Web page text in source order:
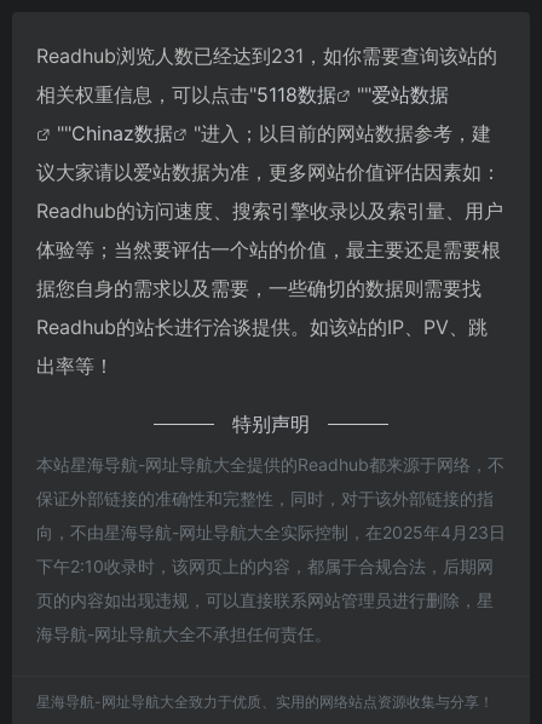
Readhub浏览人数已经达到231，如你需要查询该站的
相关权重信息，可以点击"5118数据 ""爱站数据
""Chinaz数据
"进入；以目前的网站数据参考，建
议大家请以爱站数据为准，更多网站价值评估因素如：
Readhub的访问速度、搜索引擎收录以及索引量、用户
体验等；当然要评估一个站的价值，最主要还是需要根
据您自身的需求以及需要，一些确切的数据则需要找
Readhub的站长进行洽谈提供。如该站的IP、PV、跳
出率等！
特别声明
本站星海导航-网址导航大全提供的Readhub都来源于网络，不
保证外部链接的准确性和完整性，同时，对于该外部链接的指
向，不由星海导航-网址导航大全实际控制，在2025年4月23日
下午2:10收录时，该网页上的内容，都属于合规合法，后期网
页的内容如出现违规，可以直接联系网站管理员进行删除，星
海导航-网址导航大全不承担任何责任。
星海导航-网址导航大全致力于优质、实用的网络站点资源收集与分享！